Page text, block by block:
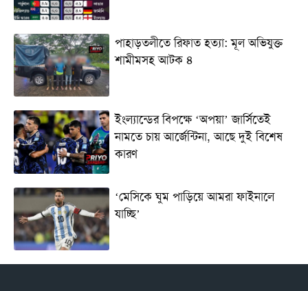
পাহাড়তলীতে রিফাত হত্যা: মূল অভিযুক্ত
শামীমসহ আটক ৪
ইংল্যান্ডের বিপক্ষে ‘অপয়া’ জার্সিতেই
নামতে চায় আর্জেন্টিনা, আছে দুই বিশেষ
কারণ
‘মেসিকে ঘুম পাড়িয়ে আমরা ফাইনালে
যাচ্ছি’